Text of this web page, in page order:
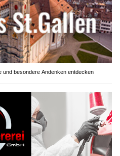
besondere Andenken entdecken